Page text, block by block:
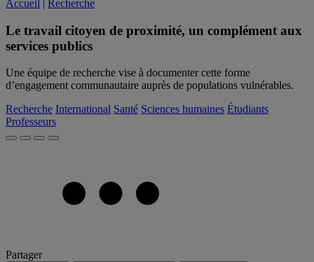
Accueil | Recherche
Le travail citoyen de proximité, un complément aux
services publics
Une équipe de recherche vise à documenter cette forme
d’engagement communautaire auprès de populations vulnérables.
Recherche International Santé Sciences humaines Étudiants
Professeurs
Partager